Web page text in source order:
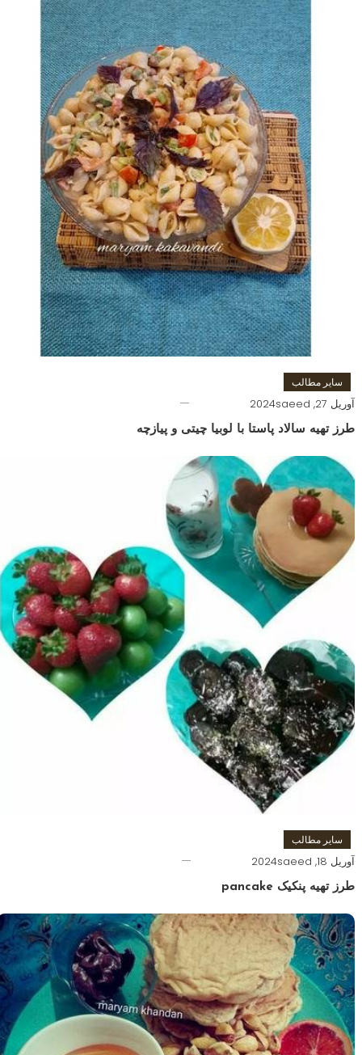
سایر مطالب
آوریل 27, 2024 saeed
طرز تهیه سالاد پاستا با لوبیا چیتی و پیازچه
سایر مطالب
آوریل 18, 2024 saeed
طرز تهیه پنکیک pancake